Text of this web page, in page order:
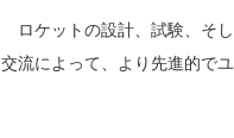
ロケットの設計、試験、そ
交流によって、より先進的で